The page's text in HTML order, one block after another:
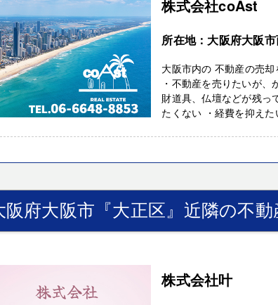
株式会社coAst
所在地：大阪府大阪
大阪市内の 不動産の売
・不動産を売りたいが
財道具、仏壇などが残っ
たくない ・経費を抑え
阪府大阪市『大正区』近隣の不
株式会社叶